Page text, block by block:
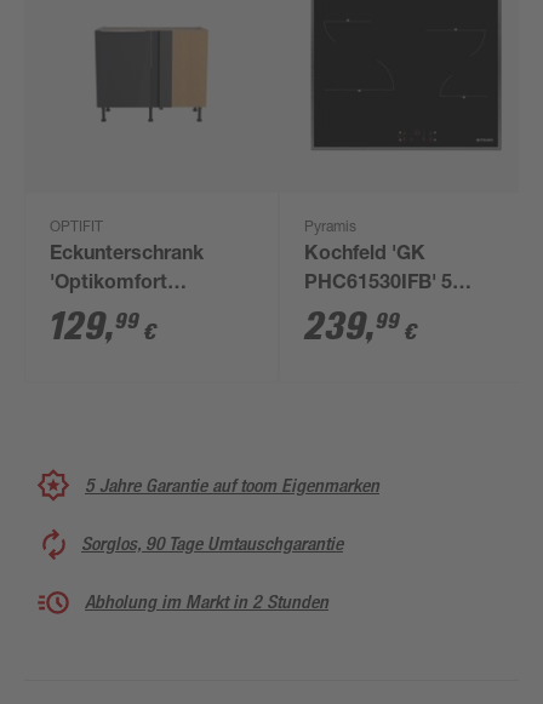
OPTIFIT
Eckunterschrank
'Optikomfort
Linus984'
anthrazit/eichefarben
129,99 €
Pyramis
Kochfeld 'GK
PHC61530IFB' 5
Kochzonen
239,99 €
5 Jahre Garantie auf toom Eigenmarken
Sorglos, 90 Tage Umtauschgarantie
Abholung im Markt in 2 Stunden